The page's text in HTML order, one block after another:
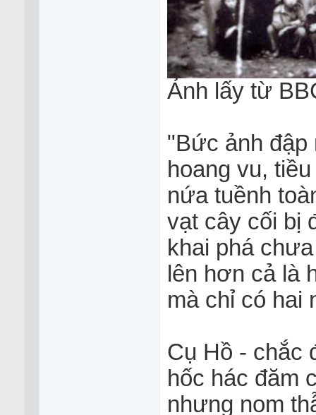
Ảnh lấy từ
"Bức ảnh
hoang vu,
nứa tuềnh
vạt cây cối bị
khai phá
lên hơn cả là
mà chỉ có hai
Cụ Hồ - chắc
hốc hác đăm
nhưng nom